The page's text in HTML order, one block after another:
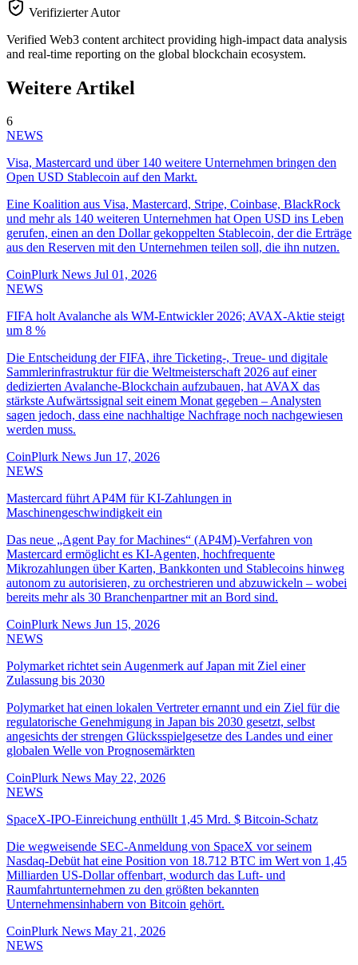
Verifizierter Autor
Verified Web3 content architect providing high-impact data analysis
and real-time reporting on the global blockchain ecosystem.
Weitere Artikel
6
NEWS
Visa, Mastercard und über 140 weitere Unternehmen bringen den
Open USD Stablecoin auf den Markt.
Eine Koalition aus Visa, Mastercard, Stripe, Coinbase, BlackRock
und mehr als 140 weiteren Unternehmen hat Open USD ins Leben
gerufen, einen an den Dollar gekoppelten Stablecoin, der die Erträge
aus den Reserven mit den Unternehmen teilen soll, die ihn nutzen.
CoinPlurk News Jul 01, 2026
NEWS
FIFA holt Avalanche als WM-Entwickler 2026; AVAX-Aktie steigt
um 8 %
Die Entscheidung der FIFA, ihre Ticketing-, Treue- und digitale
Sammlerinfrastruktur für die Weltmeisterschaft 2026 auf einer
dedizierten Avalanche-Blockchain aufzubauen, hat AVAX das
stärkste Aufwärtssignal seit einem Monat gegeben – Analysten
sagen jedoch, dass eine nachhaltige Nachfrage noch nachgewiesen
werden muss.
CoinPlurk News Jun 17, 2026
NEWS
Mastercard führt AP4M für KI-Zahlungen in
Maschinengeschwindigkeit ein
Das neue „Agent Pay for Machines“ (AP4M)-Verfahren von
Mastercard ermöglicht es KI-Agenten, hochfrequente
Mikrozahlungen über Karten, Bankkonten und Stablecoins hinweg
autonom zu autorisieren, zu orchestrieren und abzuwickeln – wobei
bereits mehr als 30 Branchenpartner mit an Bord sind.
CoinPlurk News Jun 15, 2026
NEWS
Polymarket richtet sein Augenmerk auf Japan mit Ziel einer
Zulassung bis 2030
Polymarket hat einen lokalen Vertreter ernannt und ein Ziel für die
regulatorische Genehmigung in Japan bis 2030 gesetzt, selbst
angesichts der strengen Glücksspielgesetze des Landes und einer
globalen Welle von Prognosemärkten
CoinPlurk News May 22, 2026
NEWS
SpaceX-IPO-Einreichung enthüllt 1,45 Mrd. $ Bitcoin-Schatz
Die wegweisende SEC-Anmeldung von SpaceX vor seinem
Nasdaq-Debüt hat eine Position von 18.712 BTC im Wert von 1,45
Milliarden US-Dollar offenbart, wodurch das Luft- und
Raumfahrtunternehmen zu den größten bekannten
Unternehmensinhabern von Bitcoin gehört.
CoinPlurk News May 21, 2026
NEWS